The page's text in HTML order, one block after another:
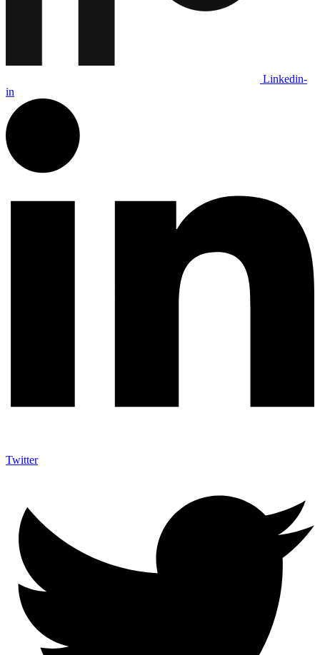
Linkedin-
in
Twitter